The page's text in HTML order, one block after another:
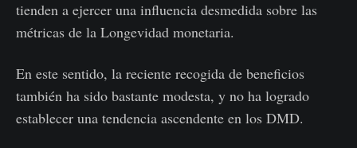
tienden a ejercer una influencia desmedida sobre las
métricas de la Longevidad monetaria.
En este sentido, la reciente recogida de beneficios
también ha sido bastante modesta, y no ha logrado
establecer una tendencia ascendente en los DMD.